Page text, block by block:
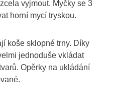
vyjmout. Myčky se 3
horní mycí tryskou.
koše sklopné trny. Díky
jednoduše vkládat
Opěrky na ukládání